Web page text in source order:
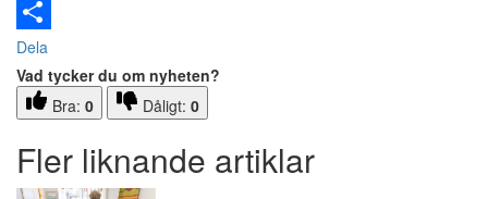
Email
Dela
Vad tycker du om nyheten?
Bra: 0 Dåligt: 0
Fler liknande artiklar